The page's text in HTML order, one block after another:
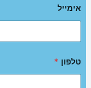
אימייל
טלפון *